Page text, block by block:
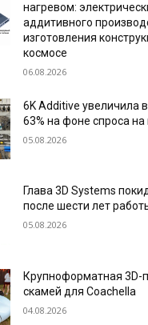
нагревом:
аддитивного
изготовления
космосе
06.08.2026
6K Additive увеличила
63% на фоне спроса
05.08.2026
Глава 3D Systems
после шести лет
05.08.2026
Крупноформатная 3D-
скамей для Coachella
04.08.2026